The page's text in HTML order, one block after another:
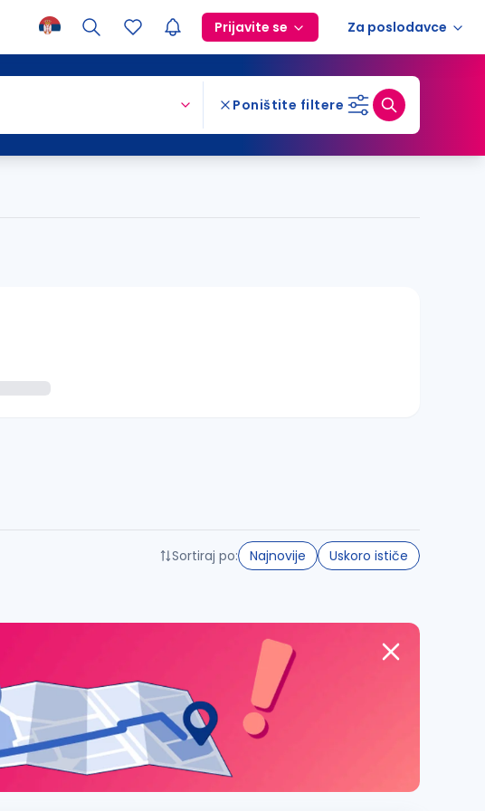
Prijavite se Za poslodavce
Poništite filtere
Sortiraj po: Najnovije Uskoro ističe